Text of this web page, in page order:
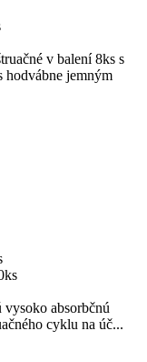
v balení 8ks s
jemným
absorbčnú
cyklu na úč...